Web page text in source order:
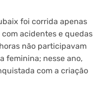
foi corrida apenas
acidentes e quedas
não participavam
feminina; nesse ano,
com a criação